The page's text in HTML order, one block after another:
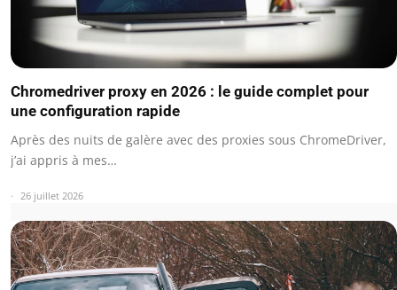
Chromedriver proxy en 2026 : le guide complet pour
une configuration rapide
Après des nuits de galère avec des proxies sous ChromeDriver,
j’ai appris à mes…
26 juillet 2026